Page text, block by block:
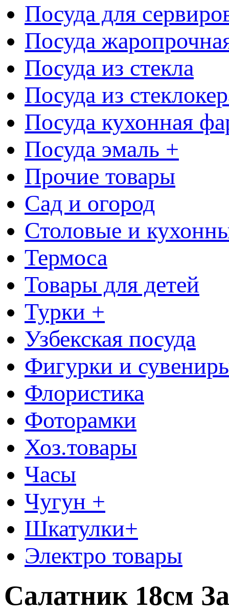
Посуда для
Посуда
Посуда из стекла
Посуда из
Посуда кухонная
Посуда эмаль +
Прочие товары
Сад и огород
Столовые и
Термоса
Товары для детей
Турки +
Узбекская посуда
Фигурки и
Флористика
Фоторамки
Хоз.товары
Часы
Чугун +
Шкатулки+
Электро товары
Салатник 18см